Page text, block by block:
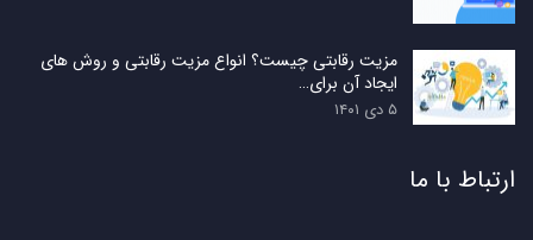
مزیت رقابتی چیست؟ انواع مزیت رقابتی و روش های
ایجاد آن برای…
۵ دی ۱۴۰۱
ارتباط با ما